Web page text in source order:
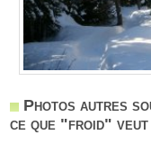
Photos autres
ce que "froid"